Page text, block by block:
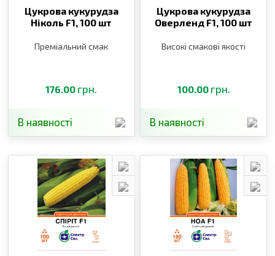
Цукрова кукурудза
Ніколь F1,100 шт
Преміальний смак
176.00 грн.
В наявності
Цукрова кукурудза
Оверленд F1, 100 шт
Високі смакові якості
100.00 грн.
В наявності